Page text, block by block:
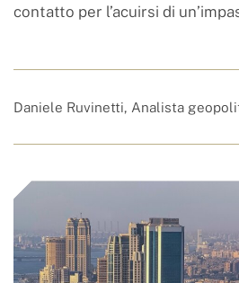
contatto per l’acuirsi di
Daniele Ruvinetti, Analista